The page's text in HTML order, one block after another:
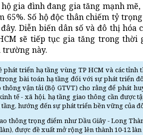
hộ gia đình đang gia tăng mạnh
65%. Số hộ độc thân chiếm tỷ
Diễn biến dân số và đô thị hóa
sẽ tiếp tục gia tăng trong
trường này.
phát triển hạ tầng vùng TP HCM và các
bài toán hạ tầng đối với sự phát triển
vận tải (Bộ GTVT) cho rằng để phát
tế - xã hội, hạ tầng giao thông cần được
hướng đến sự phát triển bền vững của
thông trọng điểm như Dầu Giây - Long
được đề xuất mở rộng lên thành 10-12